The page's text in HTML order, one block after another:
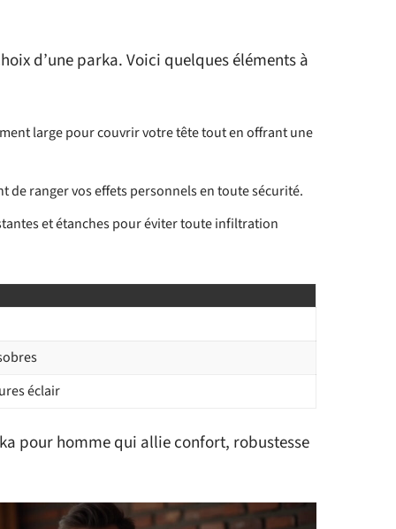
d’une parka. Voici quelques éléments à
large pour couvrir votre tête tout en offrant une
de ranger vos effets personnels en toute sécurité.
et étanches pour éviter toute infiltration
éclair
pour homme qui allie confort, robustesse